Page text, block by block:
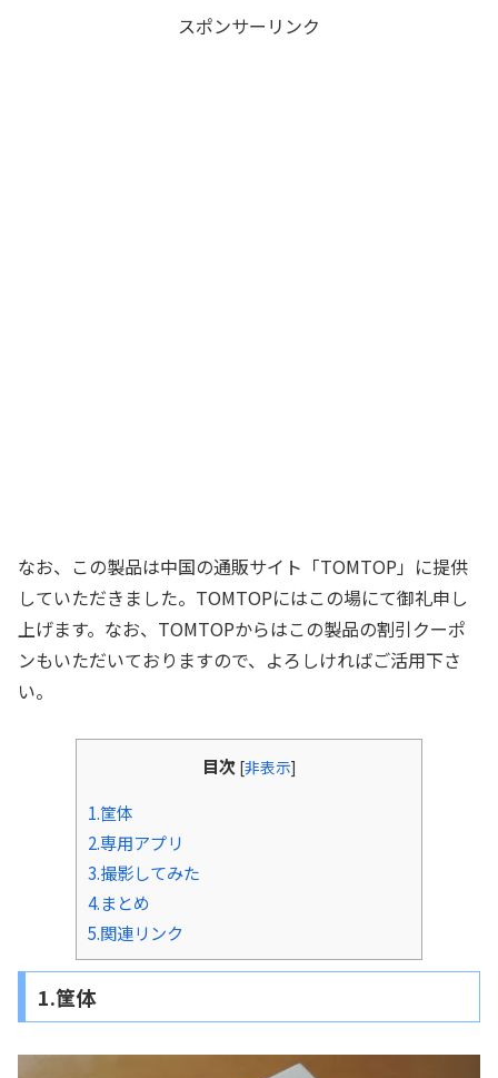
スポンサーリンク
なお、この製品は中国の通販サイト「TOMTOP」に提供
していただきました。TOMTOPにはこの場にて御礼申し
上げます。なお、TOMTOPからはこの製品の割引クーポ
ンもいただいておりますので、よろしければご活用下さ
い。
目次 [非表示]
1.筐体
2.専用アプリ
3.撮影してみた
4.まとめ
5.関連リンク
1.筐体